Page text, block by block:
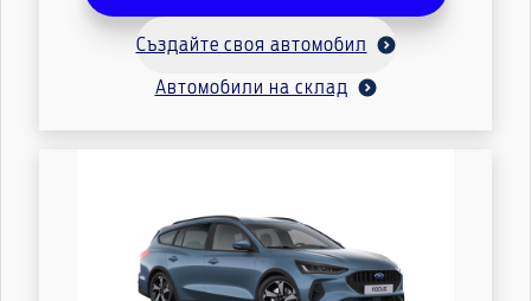
Създайте своя автомобил
Автомобили на склад